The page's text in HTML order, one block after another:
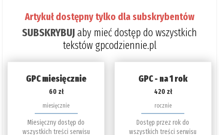
Artykuł dostępny tylko dla subskrybentów
SUBSKRYBUJaby mieć dostęp do wszystkich
tekstów gpcodziennie.pl
GPC miesięcznie
60 zł
miesięcznie
Miesięczny dostęp do
wszystkich treści serwisu
GPC - na 1 rok
420 zł
rocznie
Dostęp przez rok do
wszystkich treści serwisu